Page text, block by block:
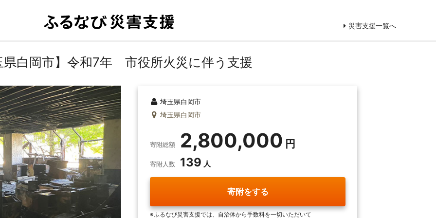
災害支援一覧へ
県白岡市】令和7年 市役所火災に伴う支援
埼玉県白岡市
埼玉県白岡市
寄附総額 2,800,000
寄附人数 139
寄附をする
ふるなび災害支援では、自治体から手数料を一切いただいて